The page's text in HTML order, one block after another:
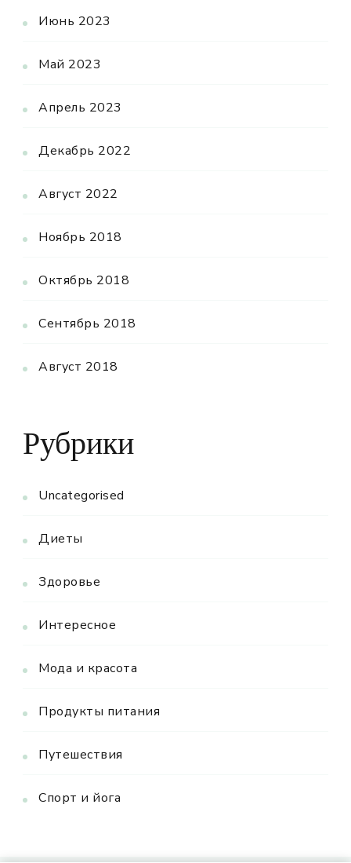
Июнь 2023
Май 2023
Апрель 2023
Декабрь 2022
Август 2022
Ноябрь 2018
Октябрь 2018
Сентябрь 2018
Август 2018
Рубрики
Uncategorised
Диеты
Здоровье
Интересное
Мода и красота
Продукты питания
Путешествия
Спорт и йога